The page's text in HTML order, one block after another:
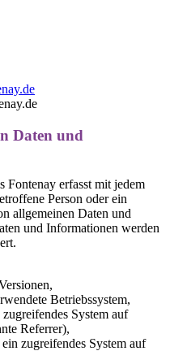
Daten und
Fontenay erfasst mit jedem
Person oder ein
allgemeinen Daten und
und Informationen werden
Betriebssystem,
System auf
Referrer),
zugreifendes System auf